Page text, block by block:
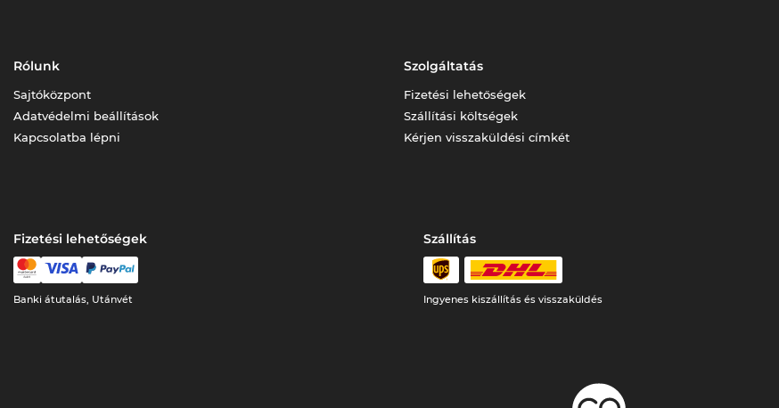
Rólunk
Sajtóközpont
Adatvédelmi beállítások
Kapcsolatba lépni
Szolgáltatás
Fizetési lehetőségek
Szállítási költségek
Kérjen visszaküldési címkét
Fizetési lehetőségek
Banki átutalás, Utánvét
Szállítás
Ingyenes kiszállítás és visszaküldés